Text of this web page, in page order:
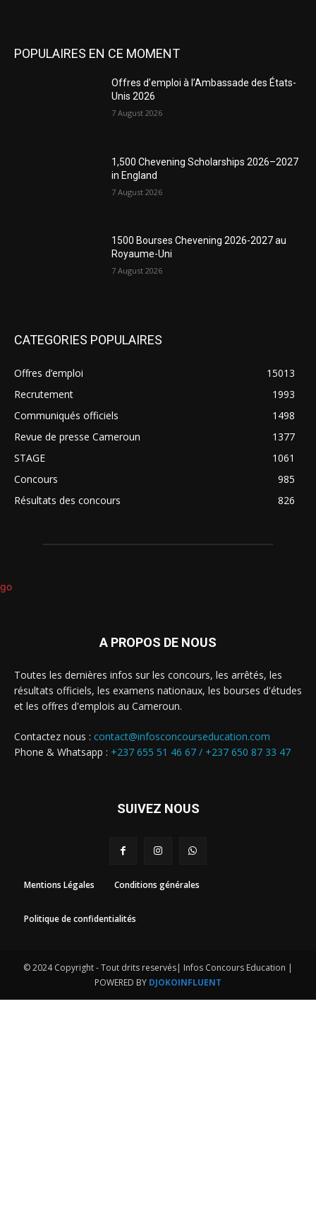
POPULAIRES EN CE MOMENT
Offres d’emploi à l’Ambassade des États-
Unis 2026
7 August 2026
1,500 Chevening Scholarships 2026–2027
in England
7 August 2026
1500 Bourses Chevening 2026-2027 au
Royaume-Uni
7 August 2026
CATEGORIES POPULAIRES
Offres d’emploi
15013
Recrutement
1993
Communiqués officiels
1498
Revue de presse Cameroun
1377
STAGE
1061
Concours
985
Résultats des concours
826
A PROPOS DE NOUS
Toutes les dernières infos sur les concours, les arrêtés, les
résultats officiels, les examens nationaux, les bourses d'études
et les offres d'emplois au Cameroun.
Contactez nous : contact@infosconcourseducation.com
Phone & Whatsapp : +237 655 51 46 67 / +237 650 87 33 47
SUIVEZ NOUS
Mentions Légales Conditions générales
Politique de confidentialités
© 2024 Copyright - Tout drits reservés| Infos Concours Education |
POWERED BY DJOKOINFLUENT